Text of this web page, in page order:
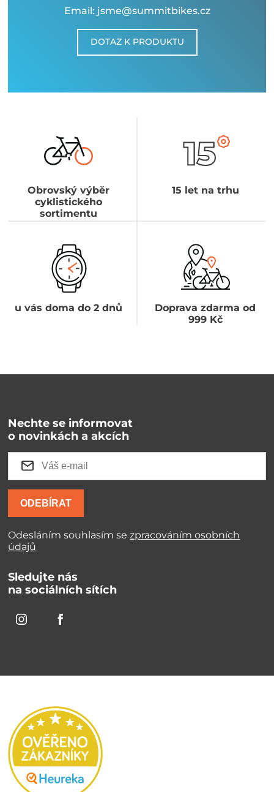
Email: jsme@summitbikes.cz
DOTAZ K PRODUKTU
Obrovský výběr
cyklistického
sortimentu
15 let na trhu
u vás doma do 2 dnů
Doprava zdarma od
999 Kč
Nechte se informovat
o novinkách a akcích
ODEBÍRAT
Odesláním souhlasím sezpracováním osobních
údajů
Sledujte nás
na sociálních sítích